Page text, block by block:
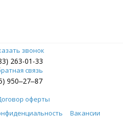
звонок
263-01-33
связь
950‒27‒87
оферты
Вакансии